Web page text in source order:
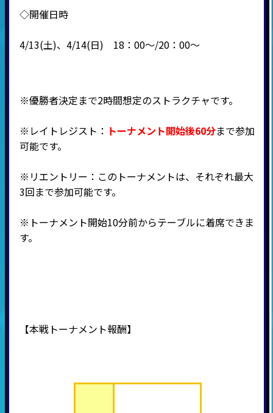
◇開催日時
4/13(土)、4/14(日) 18：00～/20：00～
※優勝者決定まで2時間想定のストラクチャです。
※ レイトレジスト ： トーナメント開始後60分まで参加
可能です。
※リエントリー：このトーナメントは、それぞれ最大
3回まで参加可能です。
※トーナメント開始10分前からテーブルに着席できま
す。
【本戦トーナメント報酬】